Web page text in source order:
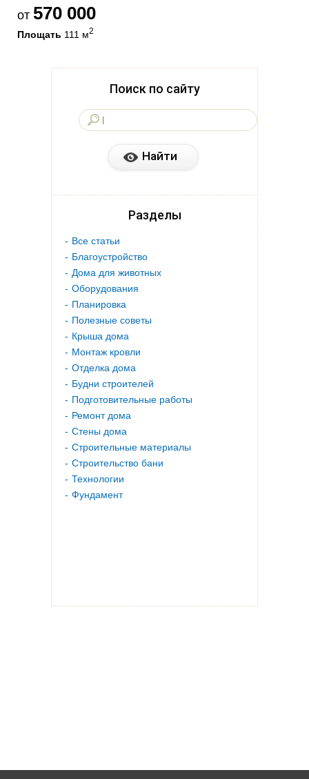
от 570 000
Площать 111 м2
Поиск по сайту
Разделы
Все статьи
Благоустройство
Дома для животных
Оборудования
Планировка
Полезные советы
Крыша дома
Монтаж кровли
Отделка дома
Будни строителей
Подготовительные работы
Ремонт дома
Стены дома
Строительные материалы
Строительство бани
Технологии
Фундамент